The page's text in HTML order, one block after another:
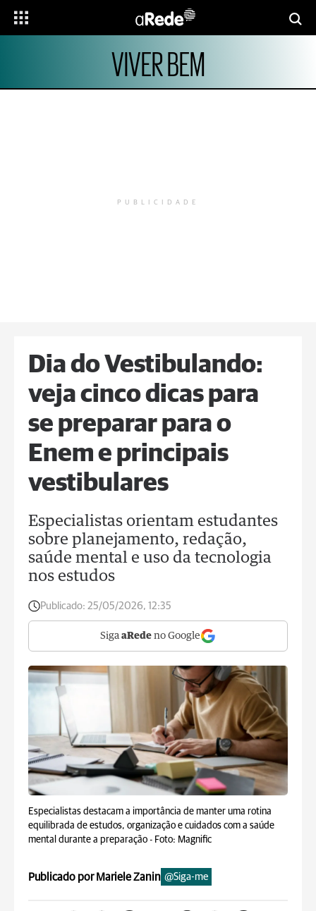
VIVER BEM
PUBLICIDADE
Dia do Vestibulando:
veja cinco dicas para
se preparar para o
Enem e principais
vestibulares
Especialistas orientam estudantes
sobre planejamento, redação,
saúde mental e uso da tecnologia
nos estudos
Publicado: 25/05/2026, 12:35
Siga aRede no Google
Especialistas destacam a importância de manter uma rotina
equilibrada de estudos, organização e cuidados com a saúde
mental durante a preparação - Foto: Magnific
Publicado por Mariele Zanin @Siga-me